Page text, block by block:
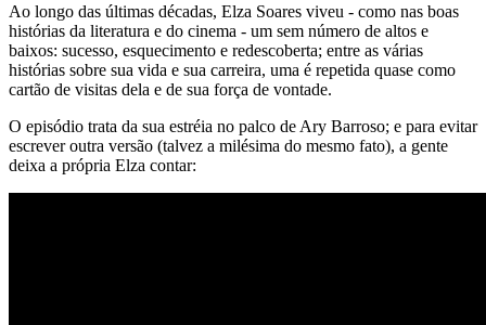
Ao longo das últimas décadas, Elza Soares viveu - como nas boas
histórias da literatura e do cinema - um sem número de altos e
baixos: sucesso, esquecimento e redescoberta; entre as várias
histórias sobre sua vida e sua carreira, uma é repetida quase como
cartão de visitas dela e de sua força de vontade.
O episódio trata da sua estréia no palco de Ary Barroso; e para evitar
escrever outra versão (talvez a milésima do mesmo fato), a gente
deixa a própria Elza contar: